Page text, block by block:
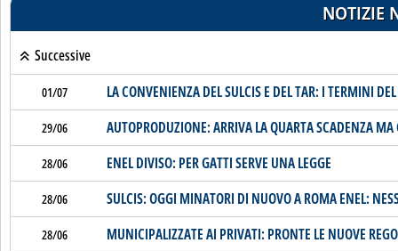
NOTIZIE
Successive
01/07 LA CONVENIENZA DEL SULCIS E DEL TAR: I TERMINI
29/06 AUTOPRODUZIONE: ARRIVA LA QUARTA SCADENZA
28/06 ENEL DIVISO: PER GATTI SERVE UNA LEGGE
28/06 SULCIS: OGGI MINATORI DI NUOVO A ROMA ENEL:
28/06 MUNICIPALIZZATE AI PRIVATI: PRONTE LE NUOVE